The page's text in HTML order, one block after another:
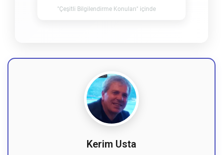
"Çeşitli Bilgilendirme Konuları" içinde
Kerim Usta